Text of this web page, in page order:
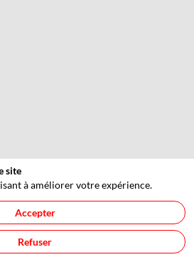
site
à améliorer votre expérience.
Accepter
Refuser